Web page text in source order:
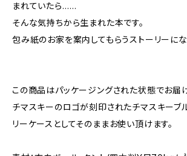
まれていたら……
そんな気持ちから生まれた本です。
包み紙のお家を案内してもらうストーリーにな
この商品はパッケージングされた状態でお届け
チマスキーのロゴが刻印されたチマスキーブ
リーケースとしてそのままお使い頂けます。